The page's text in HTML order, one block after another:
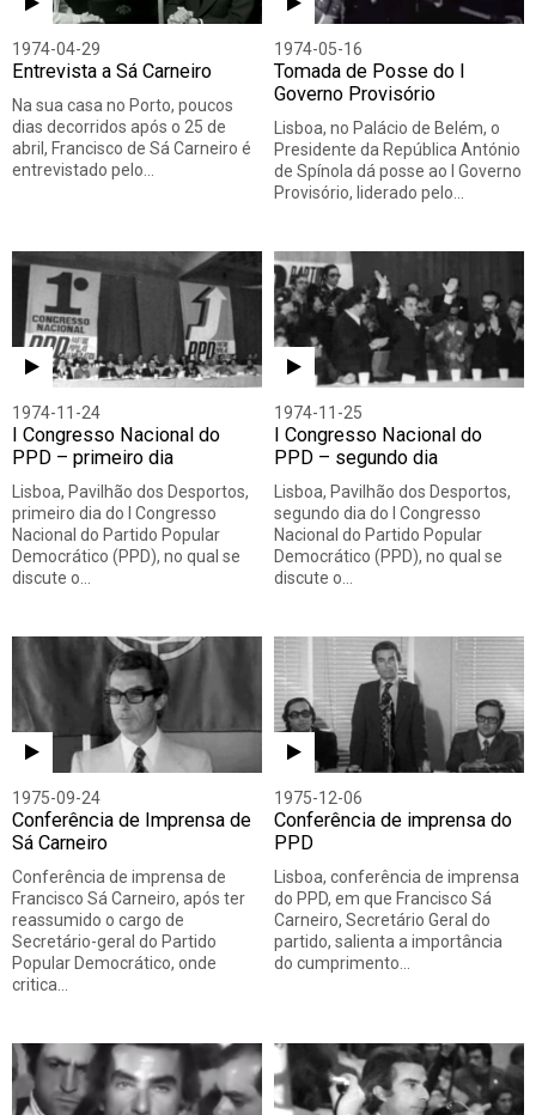
1974-04-29
Entrevista a Sá Carneiro
Na sua casa no Porto, poucos
dias decorridos após o 25 de
abril, Francisco de Sá Carneiro é
entrevistado pelo…
1974-05-16
Tomada de Posse do I
Governo Provisório
Lisboa, no Palácio de Belém, o
Presidente da República António
de Spínola dá posse ao I Governo
Provisório, liderado pelo…
1974-11-24
I Congresso Nacional do
PPD – primeiro dia
Lisboa, Pavilhão dos Desportos,
primeiro dia do I Congresso
Nacional do Partido Popular
Democrático (PPD), no qual se
discute o…
1974-11-25
I Congresso Nacional do
PPD – segundo dia
Lisboa, Pavilhão dos Desportos,
segundo dia do I Congresso
Nacional do Partido Popular
Democrático (PPD), no qual se
discute o…
1975-09-24
Conferência de Imprensa de
Sá Carneiro
Conferência de imprensa de
Francisco Sá Carneiro, após ter
reassumido o cargo de
Secretário-geral do Partido
Popular Democrático, onde
critica…
1975-12-06
Conferência de imprensa do
PPD
Lisboa, conferência de imprensa
do PPD, em que Francisco Sá
Carneiro, Secretário Geral do
partido, salienta a importância
do cumprimento…